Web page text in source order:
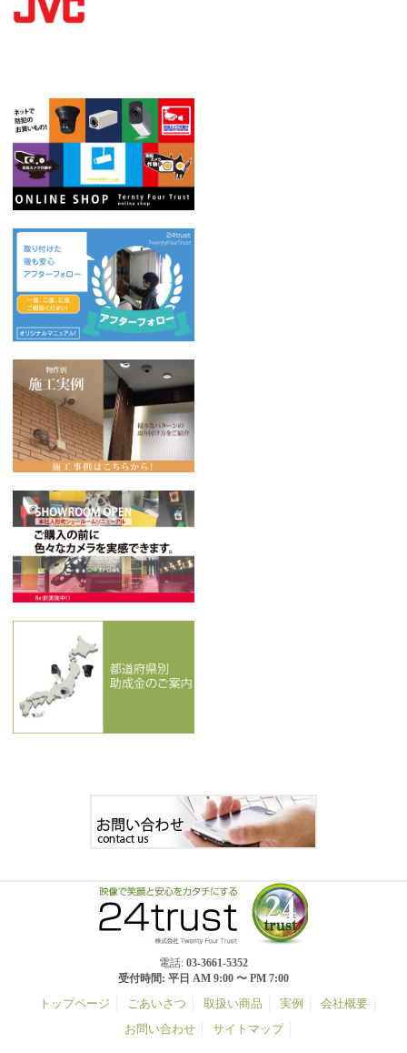
電話: 03-3661-5352
受付時間: 平日 AM 9:00 〜 PM 7:00
トップページ ごあいさつ 取扱い商品 実例
会社概要
お問い合わせ
サイトマップ